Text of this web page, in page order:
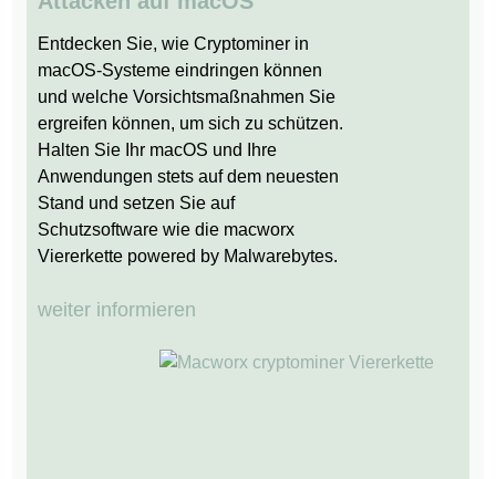
Entdecken Sie, wie Cryptominer in
macOS-Systeme eindringen können
und welche Vorsichtsmaßnahmen Sie
ergreifen können, um sich zu schützen.
Halten Sie Ihr macOS und Ihre
Anwendungen stets auf dem neuesten
Stand und setzen Sie auf
Schutzsoftware wie die macworx
Viererkette powered by Malwarebytes.
weiter informieren